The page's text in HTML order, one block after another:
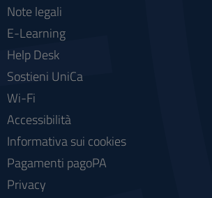
Note legali
E-Learning
Help Desk
Sostieni UniCa
Wi-Fi
Accessibilità
Informativa sui cookies
Pagamenti pagoPA
Privacy